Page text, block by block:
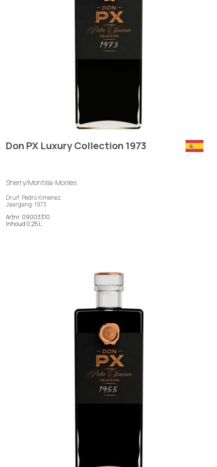
Don PX Luxury Collection 1973
Sherry/Montilla-Moriles
Druif: Pedro Ximenez
Jaargang: 1973
Artnr. 09003310
Inhoud 0,25 L